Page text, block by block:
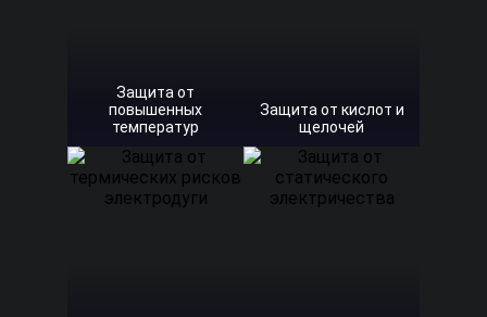
Защита от
повышенных
температур
Защита от кислот и
щелочей